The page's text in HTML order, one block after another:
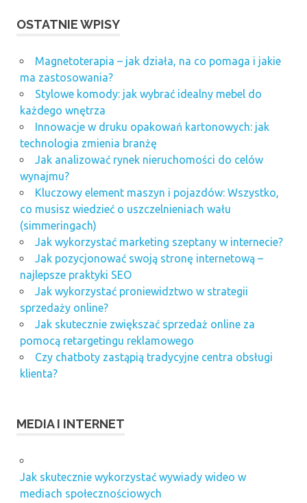
OSTATNIE WPISY
Magnetoterapia – jak działa, na co pomaga i jakie
ma zastosowania?
Stylowe komody: jak wybrać idealny mebel do
każdego wnętrza
Innowacje w druku opakowań kartonowych: jak
technologia zmienia branżę
Jak analizować rynek nieruchomości do celów
wynajmu?
Kluczowy element maszyn i pojazdów: Wszystko,
co musisz wiedzieć o uszczelnieniach wału
(simmeringach)
Jak wykorzystać marketing szeptany w internecie?
Jak pozycjonować swoją stronę internetową –
najlepsze praktyki SEO
Jak wykorzystać proniewidztwo w strategii
sprzedaży online?
Jak skutecznie zwiększać sprzedaż online za
pomocą retargetingu reklamowego
Czy chatboty zastąpią tradycyjne centra obsługi
klienta?
MEDIA I INTERNET
Jak skutecznie wykorzystać wywiady wideo w
mediach społecznościowych